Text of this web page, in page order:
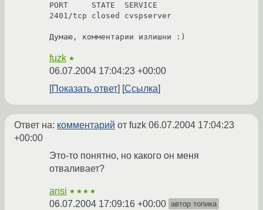
PORT     STATE  SERVICE
2401/tcp closed cvspserver
Думаю, комментарии излишни :)
fuzk ★
06.07.2004 17:04:23 +00:00
Показать ответ
Ссылка
Ответ на: комментарий от fuzk 06.07.2004 17:04:23
+00:00
Это-то понятно, но какого он меня
отваливает?
ansi ★★★★
06.07.2004 17:09:16 +00:00 автор топика